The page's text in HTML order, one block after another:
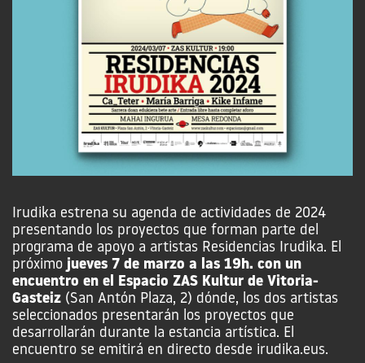
Irudika estrena su agenda de actividades de 2024
presentando los proyectos que forman parte del
programa de apoyo a artistas Residencias Irudika. El
próximo jueves 7 de marzo a las 19h. con un
encuentro en el Espacio ZAS Kultur de Vitoria-
Gasteiz (San Antón Plaza, 2) dónde, los dos artistas
seleccionados presentarán los proyectos que
desarrollarán durante la estancia artística. El
encuentro se emitirá en directo desde irudika.eus.